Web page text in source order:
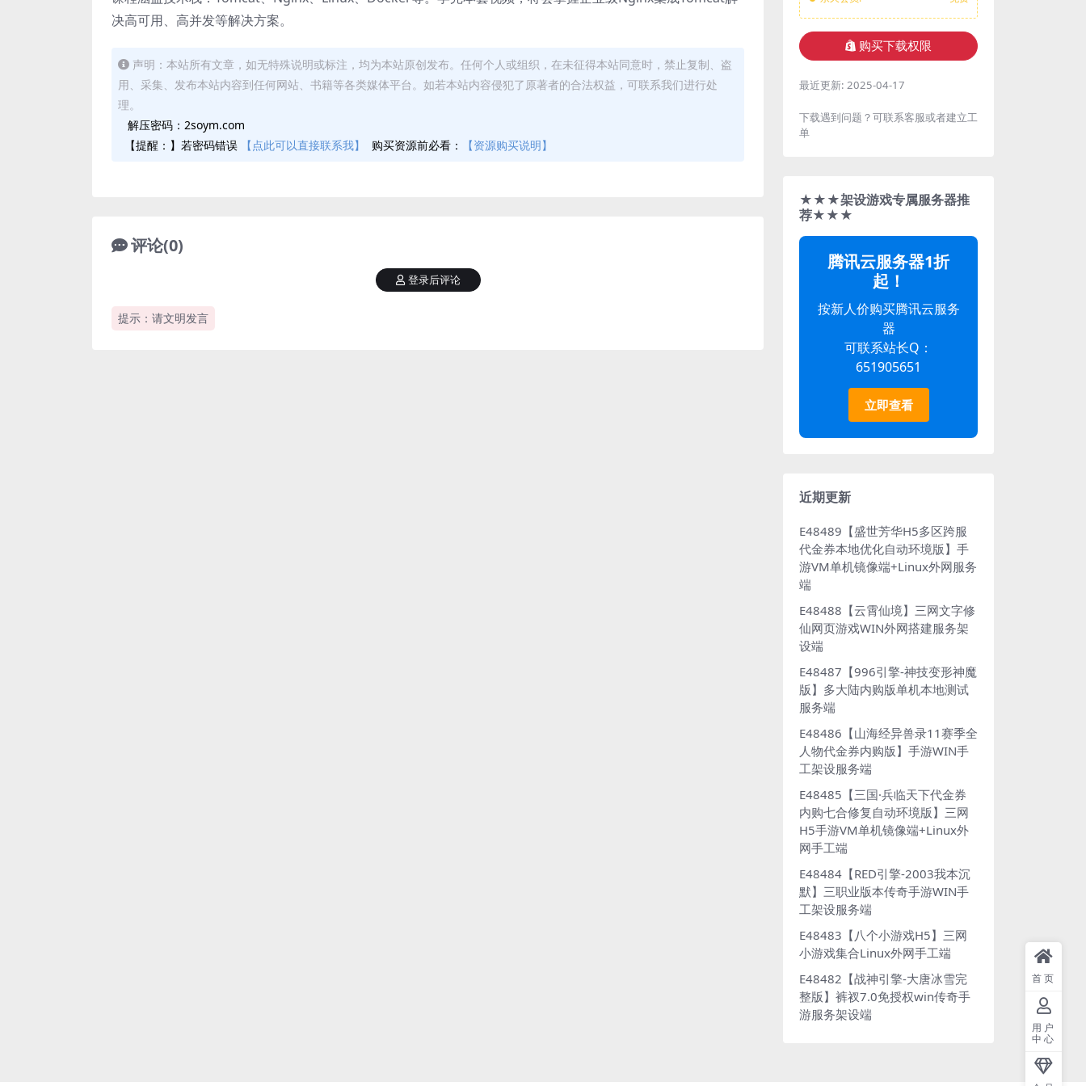
决高可用、高并发等解决方案。
声明：本站所有文章，如无特殊说明或标注，均为本站原创发布。任何个人或组织，在未征得本站同意时，禁止复制、盗
用、采集、发布本站内容到任何网站、书籍等各类媒体平台。如若本站内容侵犯了原著者的合法权益，可联系我们进行处
理。
解压密码：2soym.com
【提醒：】若密码错误
【点此可以直接联系我】 购买资源前必看： 【资源购买说明】
评论(0)
提示：请文明发言
登录后评论
购买下载权限
最近更新: 2025-04-17
下载遇到问题？可联系客服或者建立工
单
★★★架设游戏专属服务器推
荐★★★
腾讯云服务器1折
起！
按新人价购买腾讯云服务
器
可联系站长Q：
651905651
立即查看
近期更新
E48489【盛世芳华H5多区跨服
代金券本地优化自动环境版】手
游VM单机镜像端+Linux外网服务
端
E48488【云霄仙境】三网文字修
仙网页游戏WIN外网搭建服务架
设端
E48487【996引擎-神技变形神魔
版】多大陆内购版单机本地测试
服务端
E48486【山海经异兽录11赛季全
人物代金券内购版】手游WIN手
工架设服务端
E48485【三国·兵临天下代金券
内购七合修复自动环境版】三网
H5手游VM单机镜像端+Linux外
网手工端
E48484【RED引擎-2003我本沉
默】三职业版本传奇手游WIN手
工架设服务端
E48483【八个小游戏H5】三网
小游戏集合Linux外网手工端
E48482【战神引擎-大唐冰雪完
整版】裤衩7.0免授权win传奇手
游服务架设端
首页
用户
中心